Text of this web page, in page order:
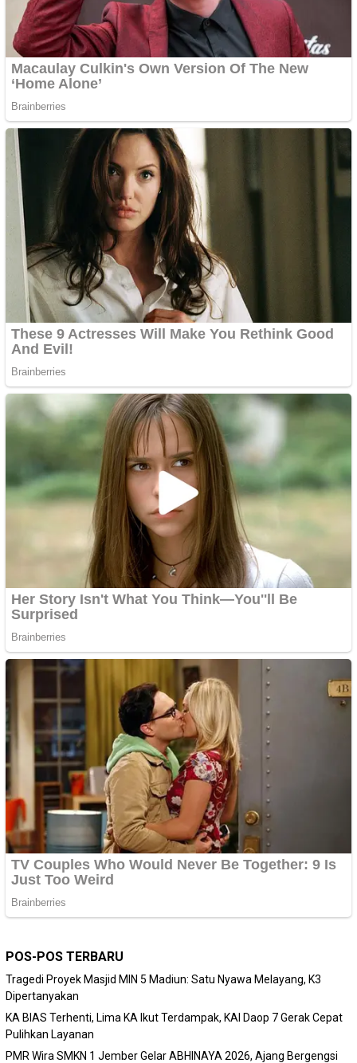
POS-POS TERBARU
Tragedi Proyek Masjid MIN 5 Madiun: Satu Nyawa Melayang, K3
Dipertanyakan
KA BIAS Terhenti, Lima KA Ikut Terdampak, KAI Daop 7 Gerak Cepat
Pulihkan Layanan
PMR Wira SMKN 1 Jember Gelar ABHINAYA 2026, Ajang Bergengsi